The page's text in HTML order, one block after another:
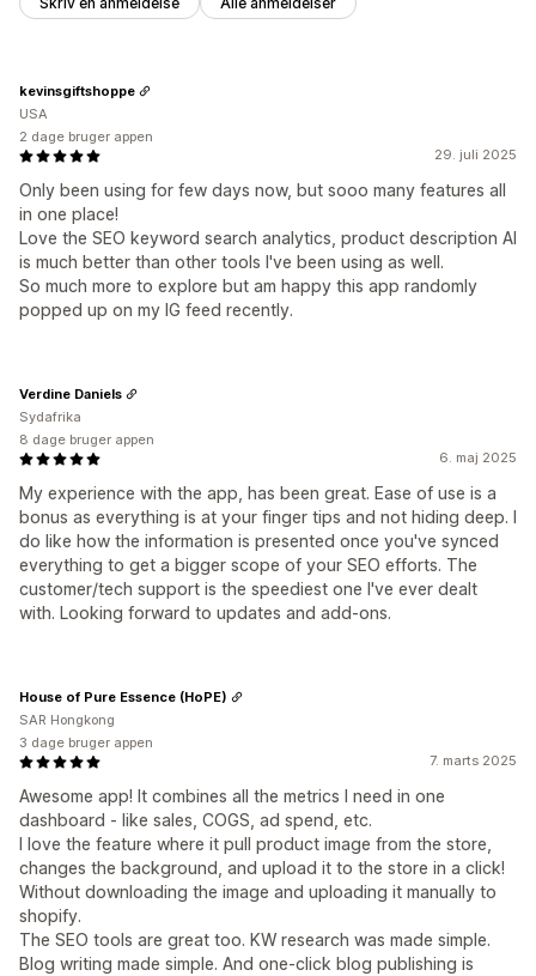
29. juli 2025
Only been using for few days now, but sooo many features all
in one place!
Love the SEO keyword search analytics, product description AI
is much better than other tools I've been using as well.
So much more to explore but am happy this app randomly
popped up on my IG feed recently.
kevinsgiftshoppe
USA
2 dage bruger appen
6. maj 2025
My experience with the app, has been great. Ease of use is a
bonus as everything is at your finger tips and not hiding deep. I
do like how the information is presented once you've synced
everything to get a bigger scope of your SEO efforts. The
customer/tech support is the speediest one I've ever dealt
with. Looking forward to updates and add-ons.
Verdine Daniels
Sydafrika
8 dage bruger appen
7. marts 2025
Awesome app! It combines all the metrics I need in one
dashboard - like sales, COGS, ad spend, etc.
I love the feature where it pull product image from the store,
changes the background, and upload it to the store in a click!
Without downloading the image and uploading it manually to
shopify.
The SEO tools are great too. KW research was made simple.
Blog writing made simple. And one-click blog publishing is
House of Pure Essence (HoPE)
SAR Hongkong
3 dage bruger appen